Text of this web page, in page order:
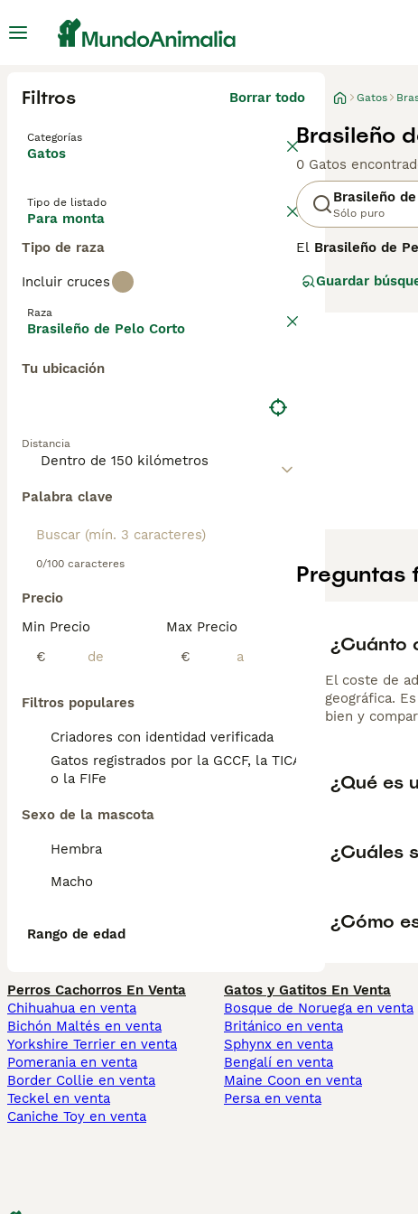
Filtros Borrar todo
Categorías
Gatos
Tipo de listado
Para monta
Tipo de raza
Incluir cruces
Raza
Brasileño de Pelo Corto
Tu ubicación
Distancia
Palabra clave
0/100 caracteres
Precio
Min Precio
€
Max Precio
€
Filtros populares
Criadores con identidad verificada
Gatos registrados por la GCCF, la TICA
o la FIFe
Sexo de la mascota
Hembra
Macho
Rango de edad
Gatos
Brasileño
0 Gatos
Brasileño
Sólo puro
El Brasileño de
emprendió un
gestionada en su
El Brasileño de
pelaje corto, liso
de otras razas
Siamés. Su
callejeros lo
Guardar
Preguntas
¿Cuánto
El coste de
geográfica.
bien y
¿Qué es
¿Cuáles
¿Cómo
Perros Cachorros En Venta
Chihuahua en venta
Bichón Maltés en venta
Yorkshire Terrier en venta
Pomerania en venta
Border Collie en venta
Teckel en venta
Caniche Toy en venta
Gatos y Gatitos En Venta
Bosque de Noruega en venta
Británico en venta
Sphynx en venta
Bengalí en venta
Maine Coon en venta
Persa en venta